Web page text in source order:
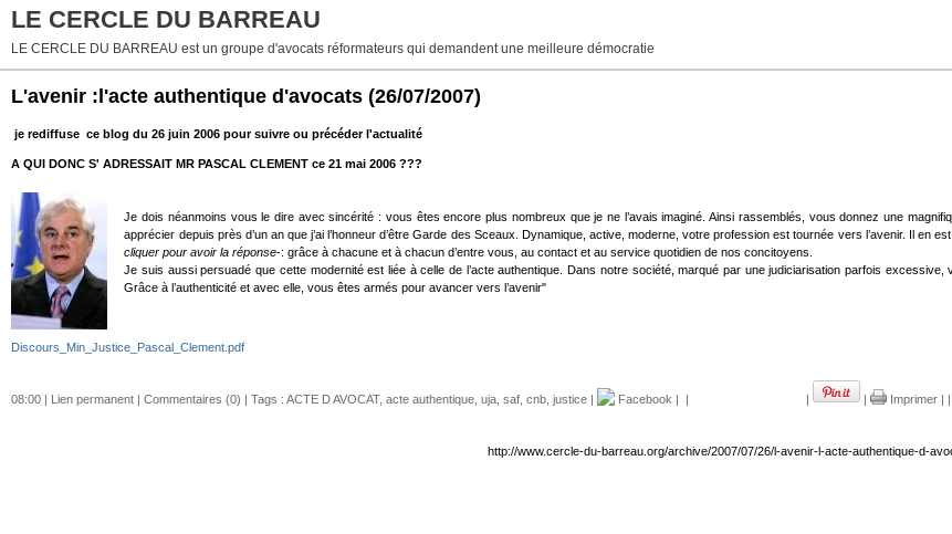
LE CERCLE DU BARREAU
LE CERCLE DU BARREAU est un groupe d'avocats réformateurs qui demandent une meilleure démocratie
L'avenir :l'acte authentique d'avocats (26/07/2007)
je rediffuse ce blog du 26 juin 2006 pour suivre ou précéder l'actualité
A QUI DONC S' ADRESSAIT MR PASCAL CLEMENT ce 21 mai 2006 ???
Je dois néanmoins vous le dire avec sincérité : vous êtes encore plus nombreux que je ne l’avais imaginé. Ainsi rassemblés, vous donnez une
apprécier depuis près d’un an que j’ai l’honneur d’être Garde des Sceaux. Dynamique, active, moderne, votre profession est tournée vers l’avenir. Il en
cliquer pour avoir la réponse-: grâce à chacune et à chacun d’entre vous, au contact et au service quotidien de nos concitoyens.
Je suis aussi persuadé que cette modernité est liée à celle de l’acte authentique. Dans notre société, marqué par une judiciarisation parfois
Grâce à l’authenticité et avec elle, vous êtes armés pour avancer vers l’avenir"
Discours_Min_Justice_Pascal_Clement.pdf
08:00 | Lien permanent | Commentaires (0) | Tags : ACTE D AVOCAT, acte authentique uja saf cnb justice | Facebook | | | | Imprimer | |
http://www.cercle-du-barreau.org/archive/2007/07/26/l-avenir-l-acte-authentique-d-